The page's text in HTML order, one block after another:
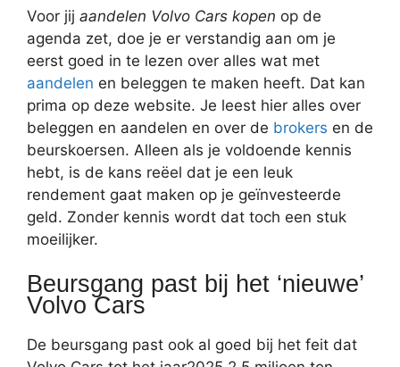
Voor jij aandelen Volvo Cars kopen op de
agenda zet, doe je er verstandig aan om je
eerst goed in te lezen over alles wat met
aandelen en beleggen te maken heeft. Dat kan
prima op deze website. Je leest hier alles over
beleggen en aandelen en over de brokers en de
beurskoersen. Alleen als je voldoende kennis
hebt, is de kans reëel dat je een leuk
rendement gaat maken op je geïnvesteerde
geld. Zonder kennis wordt dat toch een stuk
moeilijker.
Beursgang past bij het ‘nieuwe’
Volvo Cars
De beursgang past ook al goed bij het feit dat